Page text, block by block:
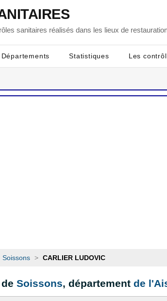
sanitaires réalisés dans les lieux de
Départements Statistiques Les
Soissons > CARLIER LUDOVIC
Soissons, département de